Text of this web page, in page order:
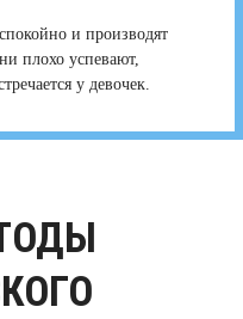
и производят
плохо успевают,
у девочек.